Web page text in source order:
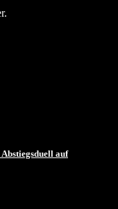
auf